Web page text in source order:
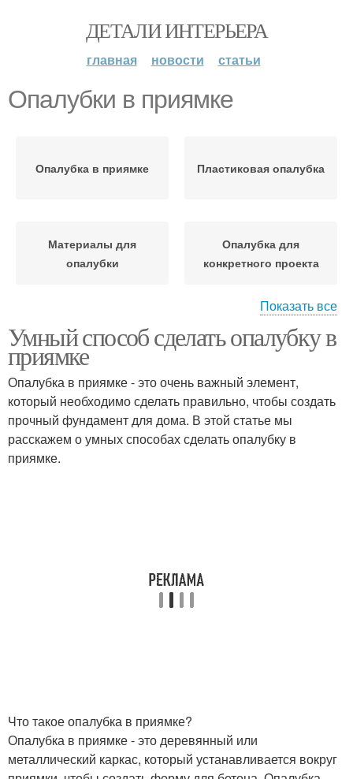
ДЕТАЛИ ИНТЕРЬЕРА
главная новости статьи
Опалубки в приямке
Опалубка в приямке Пластиковая опалубка
Материалы для
опалубки
Опалубка для
конкретного проекта
Опалубки во время Несъемная опалубка
Показать все
Умный способ сделать опалубку в
приямке
Опалубка в приямке - это очень важный элемент,
который необходимо сделать правильно, чтобы создать
прочный фундамент для дома. В этой статье мы
расскажем о умных способах сделать опалубку в
приямке.
Что такое опалубка в приямке?
Опалубка в приямке - это деревянный или
металлический каркас, который устанавливается вокруг